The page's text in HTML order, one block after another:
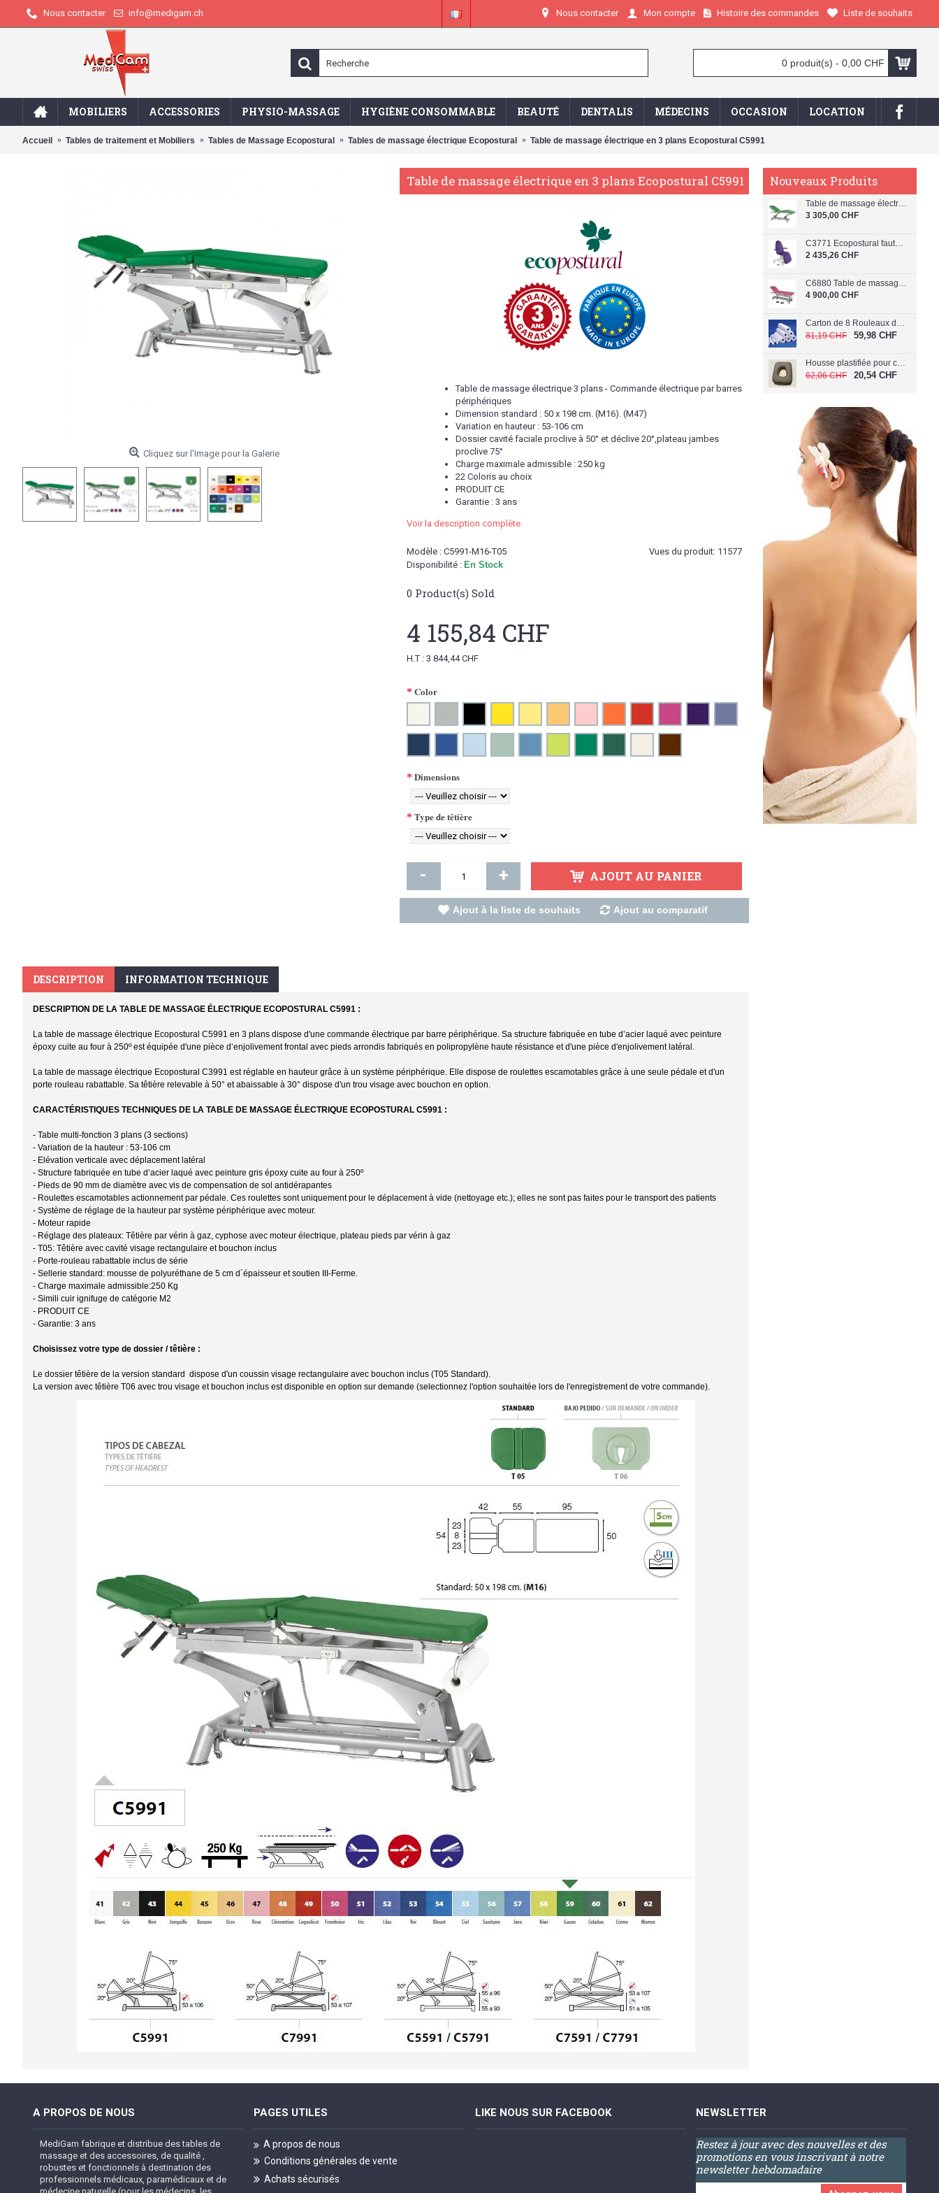
Nous contacter info@medigam.ch Nous contacter Mon compte Histoire des commandes Liste de souhaits
0 produit(s) - 0,00 CHF
MOBILIERS ACCESSORIES PHYSIO-MASSAGE HYGIÈNE CONSOMMABLE BEAUTÉ DENTALIS MÉDECINS OCCASION LOCATION
Accueil Tables de traitement et Mobiliers Tables de Massage Ecopostural Tables de massage électrique Ecopostural Table de massage électrique en 3 plans Ecopostural C5991
Nouveaux Produits
Table de massage électrique en 3 plans Ecopostural C5926
3 305,00 CHF
C3771 Ecopostural fauteuil beauty
2 435,26 CHF
C6880 Table de massage électrique en 2 plans Ecopostural
4 900,00 CHF
Carton de 8 Rouleaux de papier Extra Doux 60 cm (Largeur 60 cm)
81,19 CHF
59,98 CHF
Housse plastifiée pour coussin de visage C-040/PL
62,06 CHF
20,54 CHF
Cliquez sur l'Image pour la Galerie
Table de massage électrique en 3 plans Ecopostural C5991
Table de massage électrique 3 plans - Commande électrique par barres
périphériques
Dimension standard : 50 x 198 cm. (M16). (M47)
Variation en hauteur : 53-106 cm
Dossier cavité faciale proclive à 50° et déclive 20°,plateau jambes
proclive 75°
Charge maximale admissible : 250 kg
22 Coloris au choix
PRODUIT CE
Garantie : 3 ans
Voir la description complète.
Vues du produit: 11577
Modèle : C5991-M16-T05
Disponibilité : En Stock
0 Product(s) Sold
4 155,84 CHF
H.T : 3 844,44 CHF
Color
Dimensions
Type de têtière
- + AJOUT AU PANIER
Ajout à la liste de souhaits Ajout au comparatif
DESCRIPTION INFORMATION TECHNIQUE
DESCRIPTION DE LA TABLE DE MASSAGE ÉLECTRIQUE ECOPOSTURAL C5991 :
La table de massage électrique Ecopostural C5991 en 3 plans dispose d'une commande électrique par barre périphérique. Sa structure fabriquée en tube d’acier laqué avec peinture
époxy cuite au four à 250º est équipée d'une pièce d’enjolivement frontal avec pieds arrondis fabriqués en polipropylène haute résistance et d'une pièce d'enjolivement latéral.
La table de massage électrique Ecopostural C3991 est réglable en hauteur grâce à un système périphérique. Elle dispose de roulettes escamotables grâce à une seule pédale et d'un
porte rouleau rabattable. Sa têtière relevable à 50° et abaissable à 30° dispose d'un trou visage avec bouchon en option.
CARACTÉRISTIQUES TECHNIQUES DE LA TABLE DE MASSAGE ÉLECTRIQUE ECOPOSTURAL C5991 :
- Table multi-fonction 3 plans (3 sections)
- Variation de la hauteur : 53-106 cm
- Elévation verticale avec déplacement latéral
- Structure fabriquée en tube d’acier laqué avec peinture gris époxy cuite au four à 250º
- Pieds de 90 mm de diamètre avec vis de compensation de sol antidérapantes
- Roulettes escamotables actionnement par pédale. Ces roulettes sont uniquement pour le déplacement à vide (nettoyage etc.); elles ne sont pas faites pour le transport des patients
- Système de réglage de la hauteur par système périphérique avec moteur.
- Moteur rapide
- Réglage des plateaux: Têtière par vérin à gaz, cyphose avec moteur électrique, plateau pieds par vérin à gaz
- T05: Têtière avec cavité visage rectangulaire et bouchon inclus
- Porte-rouleau rabattable inclus de série
- Sellerie standard: mousse de polyuréthane de 5 cm d´épaisseur et soutien III-Ferme.
- Charge maximale admissible:250 Kg
- Simili cuir ignifuge de catégorie M2
- PRODUIT CE
- Garantie: 3 ans
Choisissez votre type de dossier / têtière :
Le dossier têtière de la version standard dispose d'un coussin visage rectangulaire avec bouchon inclus (T05 Standard).
La version avec têtière T06 avec trou visage et bouchon inclus est disponible en option sur demande (selectionnez l'option souhaitée lors de l'enregistrement de votre commande).
A PROPOS DE NOUS
MediGam fabrique et distribue des tables de
massage et des accessoires, de qualité ,
robustes et fonctionnels à destination des
professionnels médicaux, paramédicaux et de
PAGES UTILES
A propos de nous
Conditions générales de vente
Achats sécurisés
LIKE NOUS SUR FACEBOOK NEWSLETTER
Restez à jour avec des nouvelles et des
promotions en vous inscrivant à notre
newsletter hebdomadaire